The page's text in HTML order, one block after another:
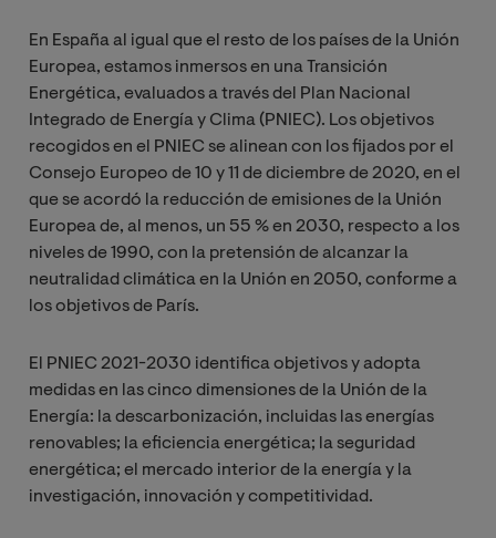
En España al igual que el resto de los países de la Unión
Europea, estamos inmersos en una Transición
Energética, evaluados a través del Plan Nacional
Integrado de Energía y Clima (PNIEC). Los objetivos
recogidos en el PNIEC se alinean con los fijados por el
Consejo Europeo de 10 y 11 de diciembre de 2020, en el
que se acordó la reducción de emisiones de la Unión
Europea de, al menos, un 55 % en 2030, respecto a los
niveles de 1990, con la pretensión de alcanzar la
neutralidad climática en la Unión en 2050, conforme a
los objetivos de París.
El PNIEC 2021-2030 identifica objetivos y adopta
medidas en las cinco dimensiones de la Unión de la
Energía: la descarbonización, incluidas las energías
renovables; la eficiencia energética; la seguridad
energética; el mercado interior de la energía y la
investigación, innovación y competitividad.